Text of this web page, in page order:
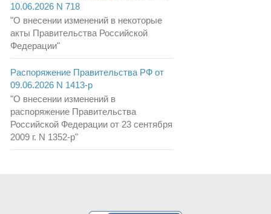
10.06.2026 N 718
"О внесении изменений в некоторые
акты Правительства Российской
Федерации"
Распоряжение Правительства РФ от
09.06.2026 N 1413-р
"О внесении изменений в
распоряжение Правительства
Российской Федерации от 23 сентября
2009 г. N 1352-р"